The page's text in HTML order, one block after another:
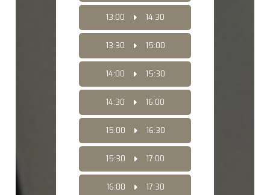
13:00 14:30
13:30 15:00
14:00 15:30
14:30 16:00
15:00 16:30
15:30 17:00
16:00 17:30